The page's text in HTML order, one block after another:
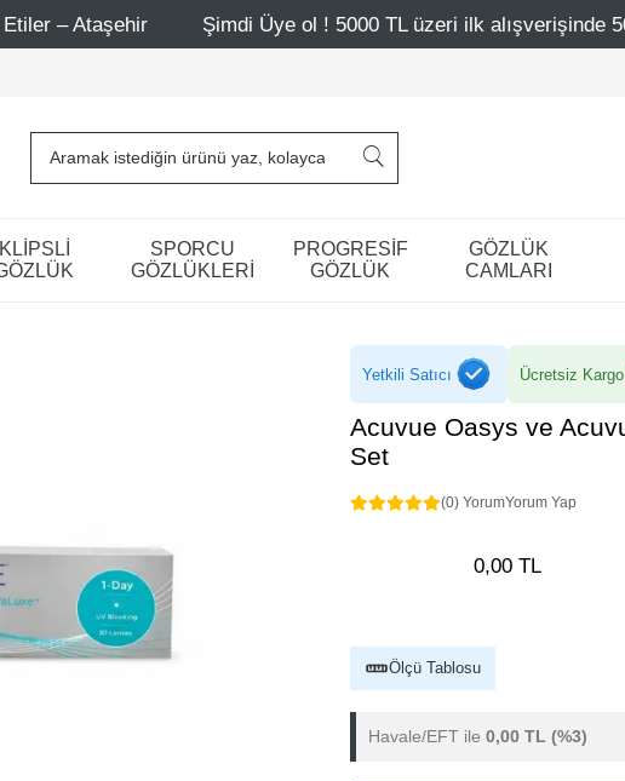
Şimdi Üye ol ! 5000 TL üzeri ilk alışverişinde 500 TL indirim
KLİPSLİ
SPORCU
GÖZLÜKLERİ
PROGRESİF
GÖZLÜK
GÖZLÜK
CAMLARI
Yetkili Satıcı Ücretsiz Kargo
Acuvue Oasys ve
Set
(0) YorumYorum Yap
0,00 TL
Ölçü Tablosu
Havale/EFT ile 0,00 TL (%3)